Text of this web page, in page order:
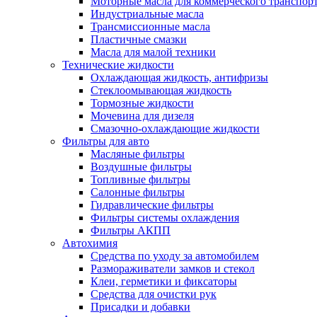
Индустриальные масла
Трансмиссионные масла
Пластичные смазки
Масла для малой техники
Технические жидкости
Охлаждающая жидкость, антифризы
Стеклоомывающая жидкость
Тормозные жидкости
Мочевина для дизеля
Смазочно-охлаждающие жидкости
Фильтры для авто
Масляные фильтры
Воздушные фильтры
Топливные фильтры
Салонные фильтры
Гидравлические фильтры
Фильтры системы охлаждения
Фильтры АКПП
Автохимия
Средства по уходу за автомобилем
Размораживатели замков и стекол
Клеи, герметики и фиксаторы
Средства для очистки рук
Присадки и добавки